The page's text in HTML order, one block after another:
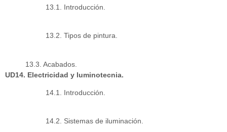
13.1. Introducción.
13.2. Tipos de pintura.
13.3. Acabados.
UD14. Electricidad y luminotecnia.
14.1. Introducción.
14.2. Sistemas de iluminación.